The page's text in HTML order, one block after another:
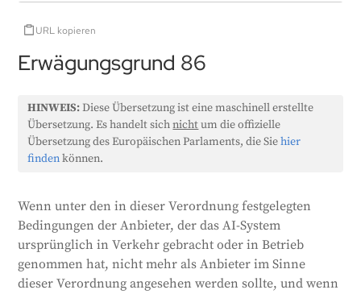
URL kopieren
Erwägungsgrund 86
HINWEIS:Diese Übersetzung ist eine maschinell erstellte
Übersetzung. Es handelt sichnichtum die offizielle
Übersetzung des Europäischen Parlaments, die Siehier
findenkönnen.
Wenn unter den in dieser Verordnung festgelegten
Bedingungen der Anbieter, der das AI-System
ursprünglich in Verkehr gebracht oder in Betrieb
genommen hat, nicht mehr als Anbieter im Sinne
dieser Verordnung angesehen werden sollte, und wenn